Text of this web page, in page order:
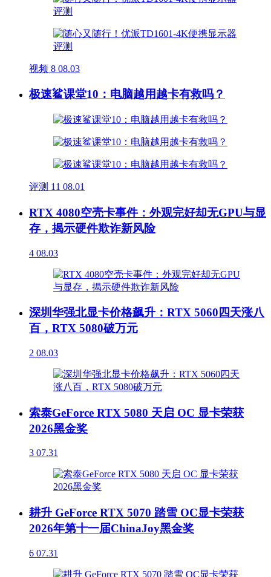
视频 8 08.03
极速鲨课堂10：电脑越用越卡有救吗？
评测 11 08.01
RTX 4080空壳卡事件：外观完好却无GPU与显
存，揭示硬件欺诈新风险
4 08.03
深圳华强北显卡价格飙升：RTX 5060四天涨八
百，RTX 5080破万元
2 08.03
索泰GeForce RTX 5080 天启 OC 显卡荣获
2026黑金奖
3 07.31
耕升 GeForce RTX 5070 踏雪 OC显卡荣获
2026年第十一届ChinaJoy黑金奖
6 07.31